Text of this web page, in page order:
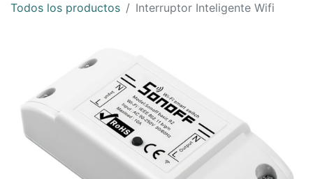
Todos los productos
Interruptor Inteligente Wifi